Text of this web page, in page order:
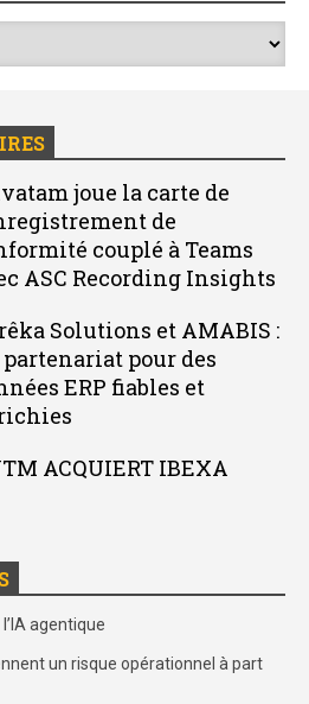
joue la carte de
de
couplé à Teams
ASC Recording Insights
Solutions et AMABIS :
pour des
ERP fiables et
ACQUIERT IBEXA
agentique
un risque opérationnel à part